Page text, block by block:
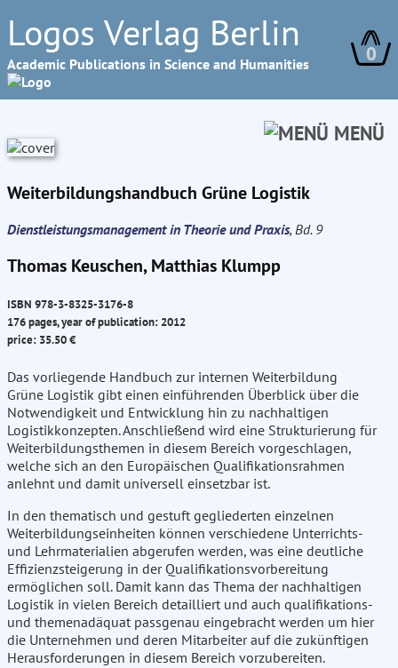
Logos Verlag Berlin
Academic Publications in Science and Humanities 0
MENÜ
Weiterbildungshandbuch Grüne Logistik
Dienstleistungsmanagement in Theorie und Praxis, Bd. 9
Thomas Keuschen, Matthias Klumpp
ISBN 978-3-8325-3176-8
176 pages, year of publication: 2012
price: 35.50 €
Das vorliegende Handbuch zur internen Weiterbildung
Grüne Logistik gibt einen einführenden Überblick über die
Notwendigkeit und Entwicklung hin zu nachhaltigen
Logistikkonzepten. Anschließend wird eine Strukturierung für
Weiterbildungsthemen in diesem Bereich vorgeschlagen,
welche sich an den Europäischen Qualifikationsrahmen
anlehnt und damit universell einsetzbar ist.
In den thematisch und gestuft gegliederten einzelnen
Weiterbildungseinheiten können verschiedene Unterrichts-
und Lehrmaterialien abgerufen werden, was eine deutliche
Effizienzsteigerung in der Qualifikationsvorbereitung
ermöglichen soll. Damit kann das Thema der nachhaltigen
Logistik in vielen Bereich detailliert und auch qualifikations-
und themenadäquat passgenau eingebracht werden um hier
die Unternehmen und deren Mitarbeiter auf die zukünftigen
Herausforderungen in diesem Bereich vorzubereiten.